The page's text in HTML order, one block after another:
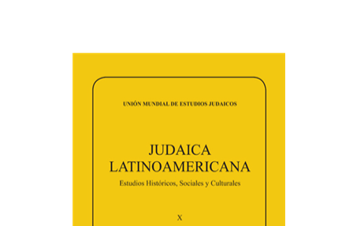
פלורינדה פ. גולדברג.
פולט
קרשונוביץ שוסטר
דבי רויטמן אפרים זדוף